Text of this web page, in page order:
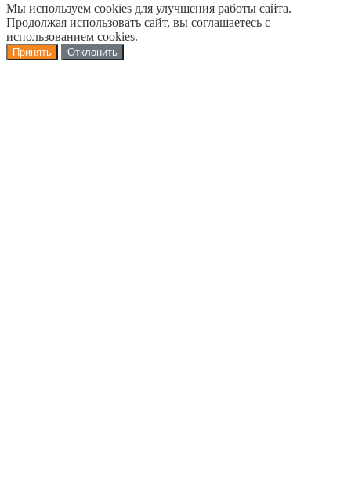
Мы используем cookies для улучшения работы сайта.
Продолжая использовать сайт, вы соглашаетесь с
использованием cookies.
Принять Отклонить